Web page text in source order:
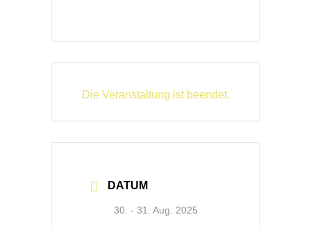
Die Veranstaltung ist beendet.
DATUM
30. - 31. Aug. 2025